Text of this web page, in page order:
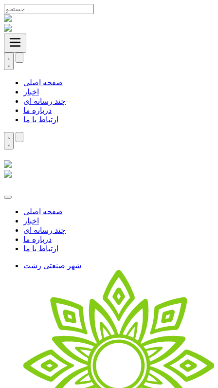
صفحه اصلی
اخبار
چند رسانه ای
درباره ما
ارتباط با ما
صفحه اصلی
اخبار
چند رسانه ای
درباره ما
ارتباط با ما
شهر صنعتی رشت